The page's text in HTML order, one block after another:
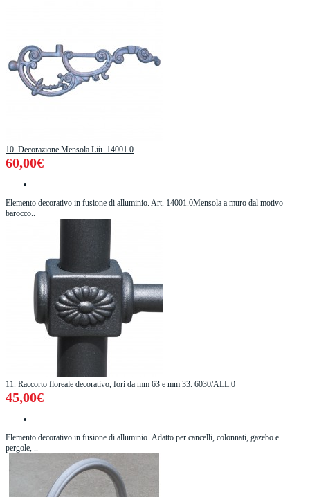
10. Decorazione Mensola Liù. 14001.0
60,00€
Elemento decorativo in fusione di alluminio. Art. 14001.0Mensola a muro dal motivo
barocco..
11. Raccorto floreale decorativo, fori da mm 63 e mm 33. 6030/ALL.0
45,00€
Elemento decorativo in fusione di alluminio. Adatto per cancelli, colonnati, gazebo e
pergole, ..